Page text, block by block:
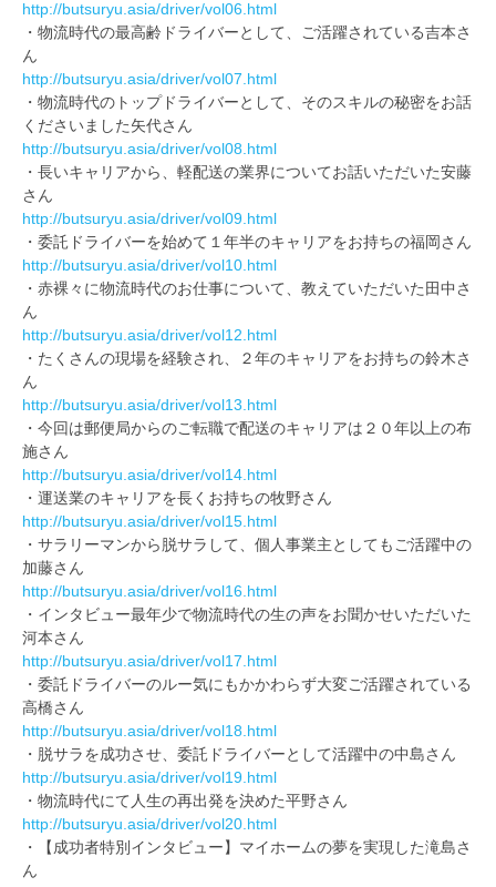
http://butsuryu.asia/driver/vol06.html
・物流時代の最高齢ドライバーとして、ご活躍されている吉本さ
ん
http://butsuryu.asia/driver/vol07.html
・物流時代のトップドライバーとして、そのスキルの秘密をお話
くださいました矢代さん
http://butsuryu.asia/driver/vol08.html
・長いキャリアから、軽配送の業界についてお話いただいた安藤
さん
http://butsuryu.asia/driver/vol09.html
・委託ドライバーを始めて１年半のキャリアをお持ちの福岡さん
http://butsuryu.asia/driver/vol10.html
・赤裸々に物流時代のお仕事について、教えていただいた田中さ
ん
http://butsuryu.asia/driver/vol12.html
・たくさんの現場を経験され、２年のキャリアをお持ちの鈴木さ
ん
http://butsuryu.asia/driver/vol13.html
・今回は郵便局からのご転職で配送のキャリアは２０年以上の布
施さん
http://butsuryu.asia/driver/vol14.html
・運送業のキャリアを長くお持ちの牧野さん
http://butsuryu.asia/driver/vol15.html
・サラリーマンから脱サラして、個人事業主としてもご活躍中の
加藤さん
http://butsuryu.asia/driver/vol16.html
・インタビュー最年少で物流時代の生の声をお聞かせいただいた
河本さん
http://butsuryu.asia/driver/vol17.html
・委託ドライバーのルー気にもかかわらず大変ご活躍されている
高橋さん
http://butsuryu.asia/driver/vol18.html
・脱サラを成功させ、委託ドライバーとして活躍中の中島さん
http://butsuryu.asia/driver/vol19.html
・物流時代にて人生の再出発を決めた平野さん
http://butsuryu.asia/driver/vol20.html
・【成功者特別インタビュー】マイホームの夢を実現した滝島さ
ん